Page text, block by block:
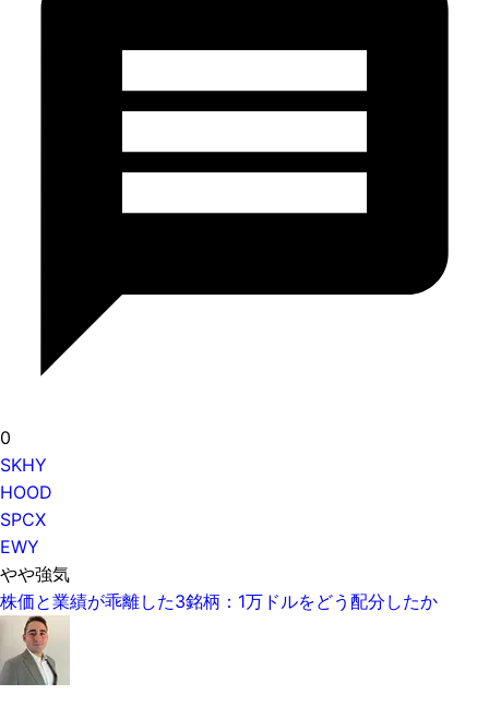
0
SKHY
HOOD
SPCX
EWY
やや強気
株価と業績が乖離した3銘柄：1万ドルをどう配分したか